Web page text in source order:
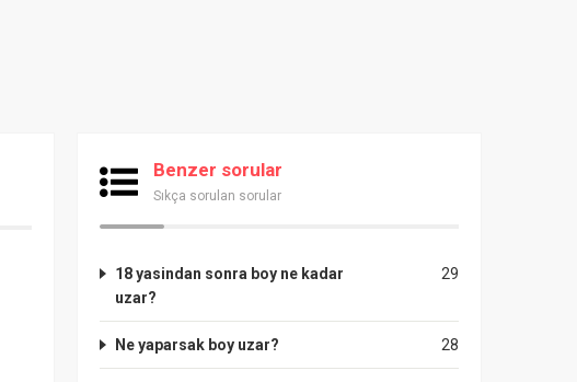
Benzer sorular
Sıkça sorulan sorular
29
18 yasindan sonra boy ne kadar
uzar?
28
Ne yaparsak boy uzar?